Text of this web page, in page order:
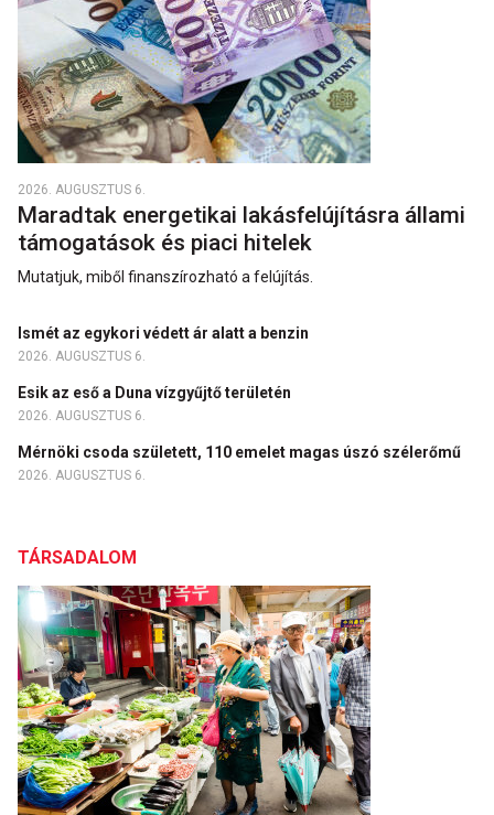
2026. AUGUSZTUS 6.
Maradtak energetikai lakásfelújításra állami
támogatások és piaci hitelek
Mutatjuk, miből finanszírozható a felújítás.
Ismét az egykori védett ár alatt a benzin
2026. AUGUSZTUS 6.
Esik az eső a Duna vízgyűjtő területén
2026. AUGUSZTUS 6.
Mérnöki csoda született, 110 emelet magas úszó szélerőmű
2026. AUGUSZTUS 6.
TÁRSADALOM